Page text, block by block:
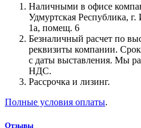
Наличными в офисе
Удмуртская Республика,
1а, помещ. 6
Безналичный расчет по
реквизиты компании.
с даты выставления. Мы
НДС.
Рассрочка и лизинг.
Полные условия оплаты.
Отзывы